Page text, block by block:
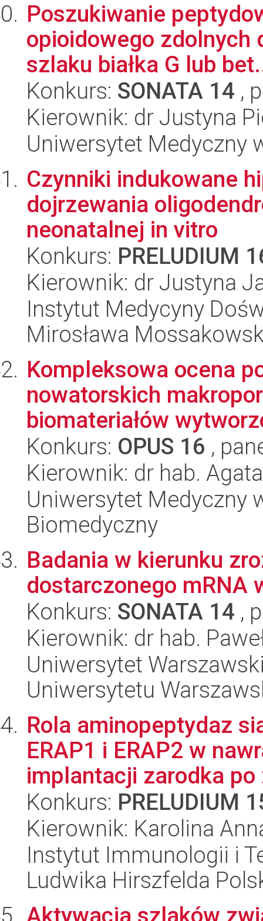
Poszukiwanie
opioidowego zdolnych
szlaku białka G lub
Konkurs: SONATA 14 ,
Kierownik: dr Justyna
Uniwersytet Medyczny
Czynniki indukowane
dojrzewania
neonatalnej in vitro
Konkurs: PRELUDIUM
Kierownik: dr Justyna
Instytut Medycyny
Mirosława
Kompleksowa ocena
nowatorskich
biomateriałów
Konkurs: OPUS 16 ,
Kierownik: dr hab.
Uniwersytet Medyczny
Biomedyczny
Badania w kierunku
dostarczonego mRNA
Konkurs: SONATA 14 ,
Kierownik: dr hab.
Uniwersytet
Uniwersytetu
Rola aminopeptydaz
ERAP1 i ERAP2 w
implantacji zarodka po
Konkurs: PRELUDIUM
Kierownik: Karolina
Instytut Immunologii i
Ludwika Hirszfelda
Aktywacja szlaków